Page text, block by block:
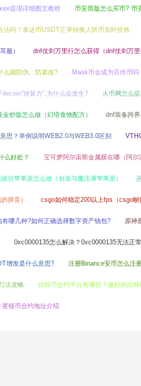
提现详细图文教程 币安简版怎么买币? 币
法吗？泰达币USDT汇率转换人民币实时价格
服） dnf仗剑万里行怎么获得（dnf仗剑万里
么能防伪、防篡改? Mask币会成为百倍币吗
掉算力",为什么会发生? 火币网怎么
金炒饭怎么做（幻塔食物配方） dnf装备跨界
思？举例说明WEB2.0与WEB3.0区别
么好处？ 宝可梦阿尔宙斯金属膜在哪（阿尔
丝苹果派怎么做（创造与魔法薄苹果派）
拼音） csgo如何稳定200以上fps（csgo帧
有哪几种?如何正确选择数字资产钱包? 原神
0xc0000135怎么解决？0xc0000135无法正
增发是什么意思? 注册Binance安币怎么注
法攻略 比特币合约平台有哪些？最好的比
链币合约地址介绍